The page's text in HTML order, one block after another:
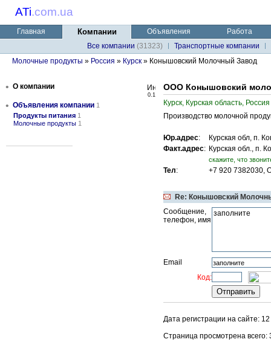
ATi.com.ua
Главная Компании Объявления
Работа
Все компании (31323)
Транспортные компании
Молочные продукты » Россия » Курск » Конышовский Молочный Завод
• О компании
• Объявления компании 1
Продукты питания 1
Молочные продукты 1
0.1
ООО Конышовский
Курск, Курская область, Россия
Производство молочной
Юр.адрес:
Курская обл, п.
Факт.адрес: Курская обл., п.
cкажите, что
Тел: +7 920 7382030,
Re: Конышовский
Сообщение,
телефон, имя
Email
Код:
Дата регистрации на сайте:
Страница просмотрена всего: